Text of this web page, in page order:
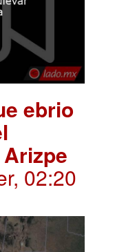
ebrio
02:20